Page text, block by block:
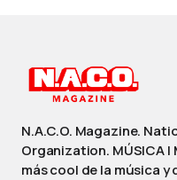
N.A.C.O. Magazine.
Organization. MÚSICA |
más cool de la música